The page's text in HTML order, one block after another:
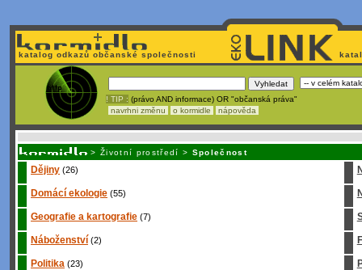
katalog odkazů občanské společnosti
! TIP : (právo AND informace) OR "občanská práva"
navrhni změnu
o kormidle nápověda
> Životní prostředí > Společnost
Dějiny (26)
Domácí ekologie (55)
Geografie a kartografie (7)
Náboženství (2)
Politika (23)